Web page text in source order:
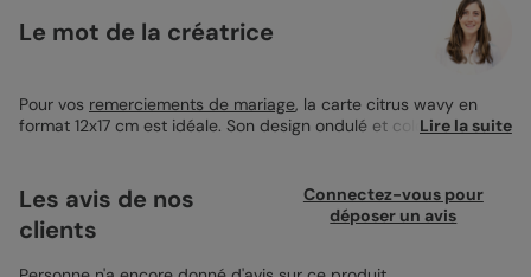
Le mot de la créatrice
Pour vos remerciements de mariage, la carte citrus wavy en
format 12x17 cm est idéale. Son design ondulé et coloré fait
vos photos et mots. Imprimée sur du papier création, elle offre
un rendu de qualité, sublimé par une enveloppe vert impérial.
C’est une belle manière de montrer votre reconnaissance tout
Lire la suite
Les avis de nos
clients
Connectez-vous pour
déposer un avis